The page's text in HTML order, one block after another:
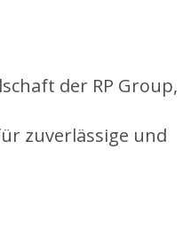
der RP Group,
zuverlässige und